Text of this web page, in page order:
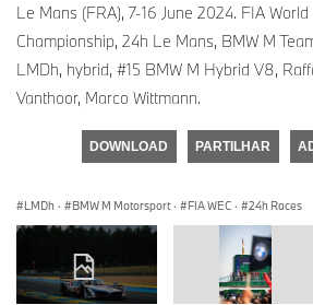
Le Mans (FRA), 7-16 June 2024. FIA
Championship, 24h Le Mans, BMW M
LMDh, hybrid, #15 BMW M Hybrid V8,
Vanthoor, Marco Wittmann.
DOWNLOAD PARTILHAR
LMDh · BMW M Motorsport · FIA WEC · 24h Races